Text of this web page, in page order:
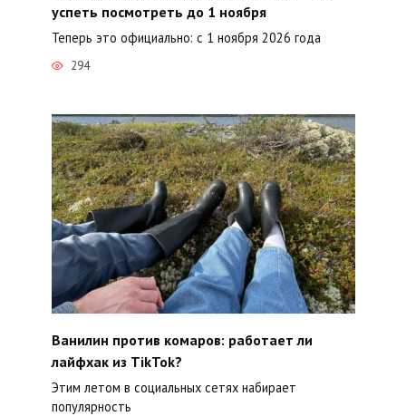
успеть посмотреть до 1 ноября
Теперь это официально: с 1 ноября 2026 года
294
Ванилин против комаров: работает ли
лайфхак из TikTok?
Этим летом в социальных сетях набирает
популярность